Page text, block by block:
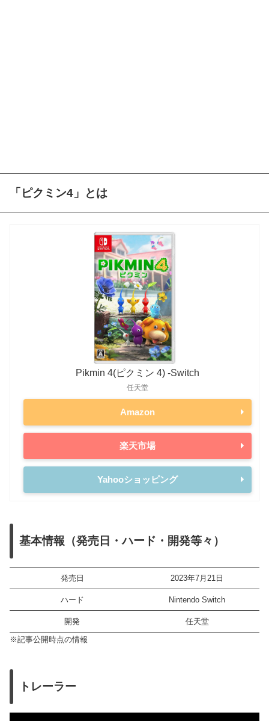
「ピクミン4」とは
Pikmin 4(ピクミン 4) -Switch
任天堂
Amazon
楽天市場
Yahooショッピング
基本情報（発売日・ハード・開発等々）
発売日 2023年7月21日
ハード Nintendo Switch
開発
任天堂
※記事公開時点の情報
トレーラー